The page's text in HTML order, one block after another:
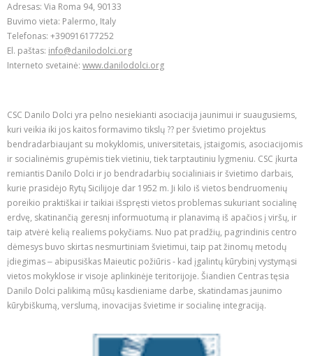
Adresas: Via Roma 94, 90133
Buvimo vieta: Palermo, Italy
Telefonas: +390916177252
El. paštas: info@danilodolci.org
Interneto svetainė: www.danilodolci.org
CSC Danilo Dolci yra pelno nesiekianti asociacija jaunimui ir suaugusiems,
kuri veikia iki jos kaitos formavimo tikslų ?? per švietimo projektus
bendradarbiaujant su mokyklomis, universitetais, įstaigomis, asociacijomis
ir socialinėmis grupėmis tiek vietiniu, tiek tarptautiniu lygmeniu. CSC įkurta
remiantis Danilo Dolci ir jo bendradarbių socialiniais ir švietimo darbais,
kurie prasidėjo Rytų Sicilijoje dar 1952 m. Ji kilo iš vietos bendruomenių
poreikio praktiškai ir taikiai išspręsti vietos problemas sukuriant socialinę
erdvę, skatinančią geresnį informuotumą ir planavimą iš apačios į viršų, ir
taip atvėrė kelią realiems pokyčiams. Nuo pat pradžių, pagrindinis centro
dėmesys buvo skirtas nesmurtiniam švietimui, taip pat žinomų metodų
įdiegimas ‒ abipusiškas Maieutic požiūris - kad įgalintų kūrybinį vystymąsi
vietos mokyklose ir visoje aplinkinėje teritorijoje. Šiandien Centras tęsia
Danilo Dolci palikimą mūsų kasdieniame darbe, skatindamas jaunimo
kūrybiškumą, verslumą, inovacijas švietime ir socialinę integraciją.